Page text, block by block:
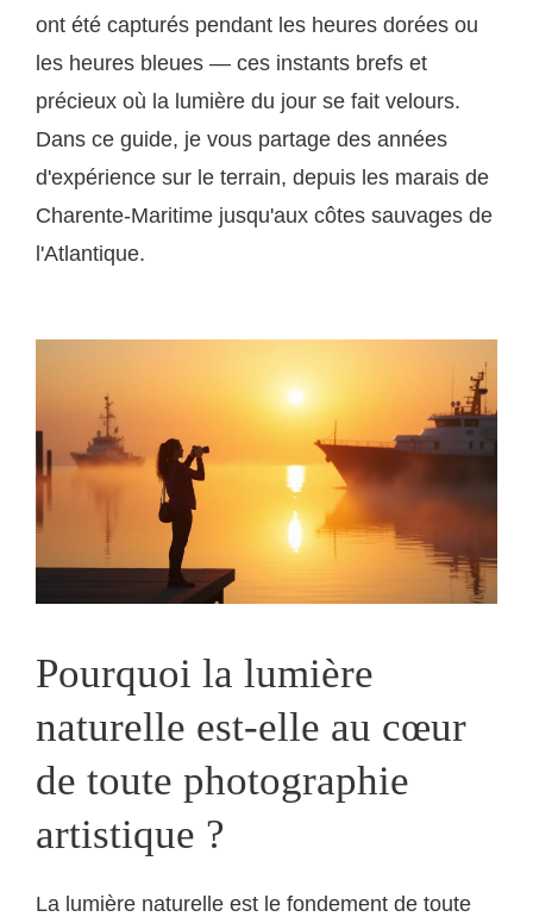
ont été capturés pendant les heures dorées ou
les heures bleues — ces instants brefs et
précieux où la lumière du jour se fait velours.
Dans ce guide, je vous partage des années
d'expérience sur le terrain, depuis les marais de
Charente-Maritime jusqu'aux côtes sauvages de
l'Atlantique.
Pourquoi la lumière
naturelle est-elle au cœur
de toute photographie
artistique ?
La lumière naturelle est le fondement de toute